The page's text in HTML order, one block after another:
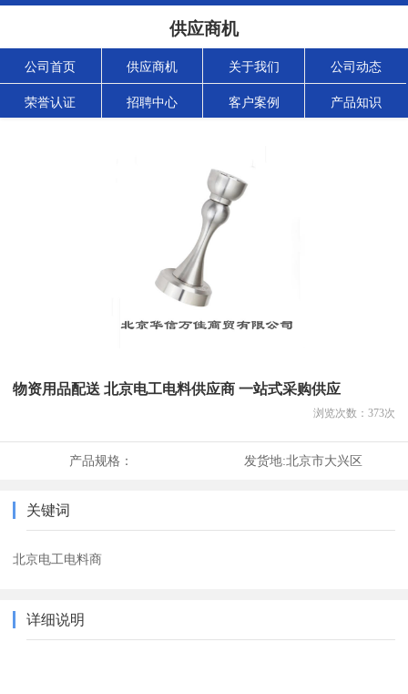
供应商机
公司首页 供应商机 关于我们 公司动态
荣誉认证 招聘中心 客户案例 产品知识
物资用品配送 北京电工电料供应商 一站式采购供应
浏览次数： 373次
产品规格： 发货地:北京市大兴区
关键词
北京电工电料商
详细说明